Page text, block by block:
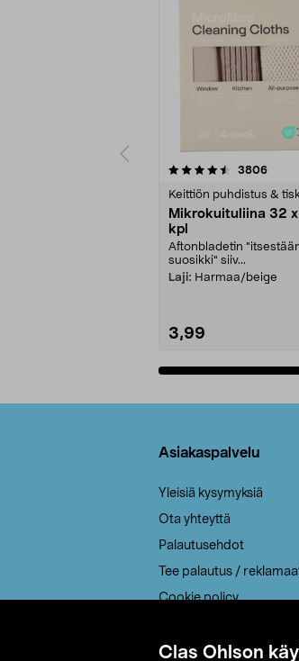
Clas Ohlson
3806
Keittiön puhdistus &
Mikrokuituliina 32 x
kpl
Aftonbladetin
suosikki" siiv...
Laji: Harmaa/beige
3,99
4.5viidestä
Asiakaspalvelu
Yleisiä kysymyksiä
Ota yhteyttä
Palautusehdot
Tee palautus /
Cookie policy
Saavutettavuus